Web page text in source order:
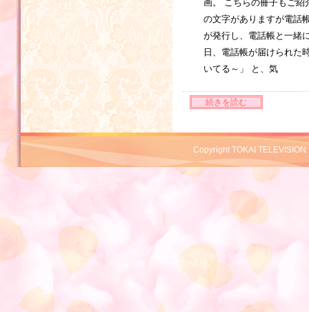
画。 こちらの冊子もご
の文字がありますが電話
が発行し、電話帳と一緒
日、電話帳が届けられた
いてる～」 と、気
続きを読む
Copyright TOKAI